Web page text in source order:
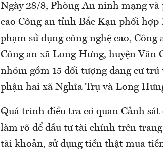
Ngày 28/8, Phòng An ninh mạng
cao Công an tỉnh Bắc Kạn phối
phạm sử dụng công nghệ cao,
Công an xã Long Hưng, huyện
nhóm gồm 15 đối tượng đang cư
phận hai xã Nghĩa Trụ và Long
Quá trình điều tra cơ quan Cảnh
làm rõ để đầu tư tài chính trên
tài khoản, sử dụng tiền thật mua